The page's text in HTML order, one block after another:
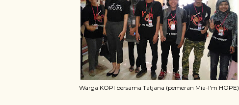
Warga KOPI bersama Tatjana (pemeran Mia-I'm HOPE)